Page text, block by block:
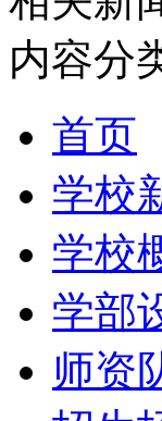
内容分
首页
学校
学校
学部
师资